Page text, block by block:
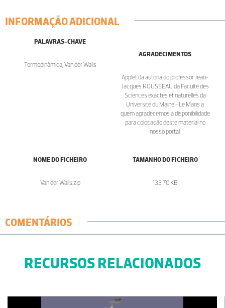
INFORMAÇÃO ADICIONAL
PALAVRAS-CHAVE
Termodinâmica, Van der Walls
AGRADECIMENTOS
Applet da autoria do professor Jean-
Jacques ROUSSEAU da Faculté des
Sciences exactes et naturelles da
Université du Maine - Le Mans a
quem agradecemos a disponibilidade
para colocação deste material no
nosso portal.
NOME DO FICHEIRO
Van der Walls.zip
TAMANHO DO FICHEIRO
133.70 KB
COMENTÁRIOS
RECURSOS RELACIONADOS